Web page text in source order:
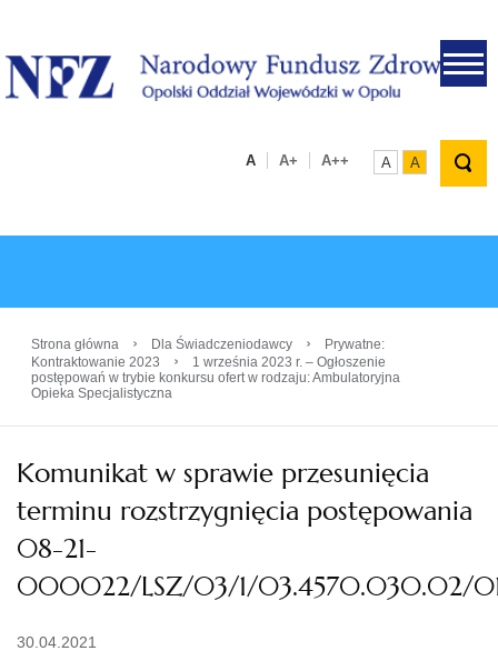
.
A A+ A++ A A
Strona główna › Dla Świadczeniodawcy ›
Prywatne:
Kontraktowanie 2023
›
1 września 2023 r. – Ogłoszenie
postępowań w trybie konkursu ofert w rodzaju: Ambulatoryjna
Opieka Specjalistyczna
Komunikat w sprawie przesunięcia
terminu rozstrzygnięcia postępowania
08-21-
000022/LSZ/03/1/03.4570.030.02/
30.04.2021